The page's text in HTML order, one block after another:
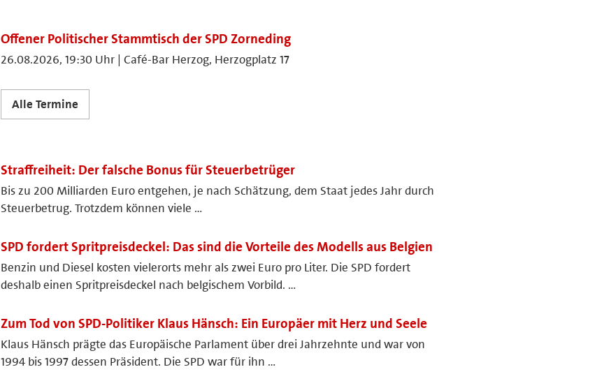
Offener Politischer Stammtisch der SPD Zorneding
26.08.2026, 19:30 Uhr | Café-Bar Herzog, Herzogplatz 17
Alle Termine
Straffreiheit: Der falsche Bonus für Steuerbetrüger
Bis zu 200 Milliarden Euro entgehen, je nach Schätzung, dem Staat jedes Jahr durch
Steuerbetrug. Trotzdem können viele …
SPD fordert Spritpreisdeckel: Das sind die Vorteile des Modells aus Belgien
Benzin und Diesel kosten vielerorts mehr als zwei Euro pro Liter. Die SPD fordert
deshalb einen Spritpreisdeckel nach belgischem Vorbild. …
Zum Tod von SPD-Politiker Klaus Hänsch: Ein Europäer mit Herz und Seele
Klaus Hänsch prägte das Europäische Parlament über drei Jahrzehnte und war von
1994 bis 1997 dessen Präsident. Die SPD war für ihn …